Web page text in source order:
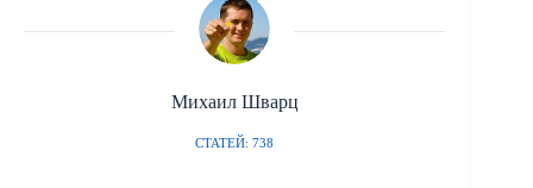
Михаил Шварц
СТАТЕЙ: 738